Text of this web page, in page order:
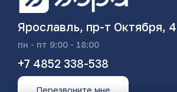
Ярославль, пр-т Октября,
пн - пт 9:00 - 18:00
+7 4852 338-538